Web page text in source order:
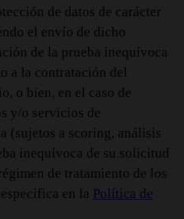
de datos de carácter
el envío de dicho
de la prueba inequívoca
a la contratación del
o bien, en el caso de
y/o servicios de
(sujetos a scoring, análisis
inequívoca de su solicitud
de tratamiento de los
en la Política de